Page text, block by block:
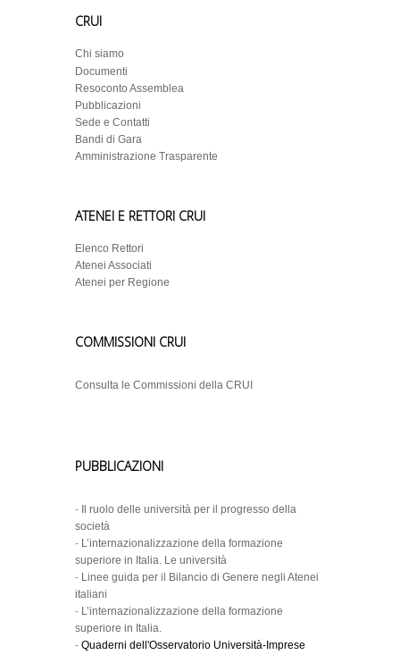
CRUI
Chi siamo
Documenti
Resoconto Assemblea
Pubblicazioni
Sede e Contatti
Bandi di Gara
Amministrazione Trasparente
ATENEI E RETTORI CRUI
Elenco Rettori
Atenei Associati
Atenei per Regione
COMMISSIONI CRUI
Consulta le Commissioni della CRUI
PUBBLICAZIONI
-
Il ruolo delle università per il progresso della
società
- L’internazionalizzazione della formazione
superiore in Italia. Le università
- Linee guida per il Bilancio di Genere negli Atenei
italiani
- L’internazionalizzazione della formazione
superiore in Italia.
- Quaderni dell'Osservatorio Università-Imprese